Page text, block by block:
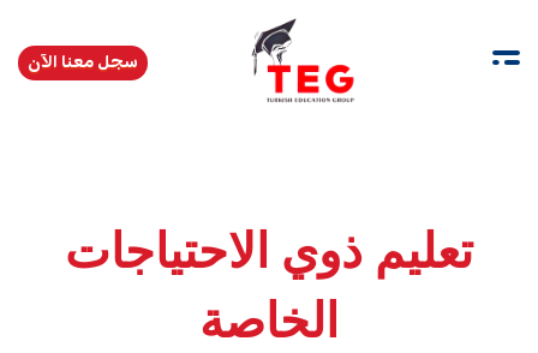
سجل معنا الآن
تعليم ذوي الاحتياجات
الخاصة